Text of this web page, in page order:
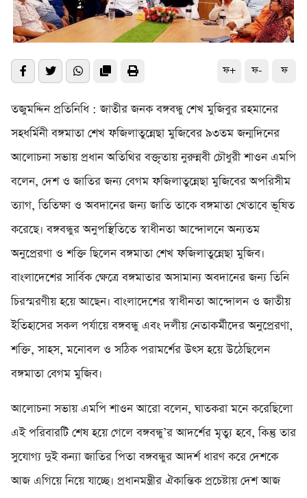
ফ+ ফ- ফ
তজুমদ্দিন প্রতিনিধি : জাতীর জনক বঙ্গবন্ধু শেখ মুজিবুর রহমানের
সহধর্মিনী বঙ্গমাতা শেখ ফজিলাতুন্নেছা মুজিবের ৯৩তম জন্মদিনের
আলোচনা সভায় প্রধান অতিথির বক্তৃতায় নুরুন্নবী চৌধুরী শাওন এমপি
বলেন, দেশ ও জাতির জন্য বেগম ফজিলাতুন্নেছা মুজিবের অপরিসীম
ত্যাগ, তিতিক্ষা ও অবদানের জন্য জাতি তাকে বঙ্গমাতা খেতাবে ভূষিত
করেছে। বঙ্গবন্ধুর অনুপস্থিতিতে স্বাধীনতা আন্দোলনে অন্যতম
অনুপ্রেরণা ও শক্তি ছিলেন বঙ্গমাতা শেখ ফজিলাতুন্নেছা মুজিব।
বাংলাদেশের সার্বিক ক্ষেত্রে বঙ্গমাতার অসামান্য অবদানের জন্য তিনি
চিরস্মরণীয় হয়ে আছেন। বাংলাদেশের স্বাধীনতা আন্দোলন ও জাতীয়
ইতিহাসের সকল পর্যায়ে বঙ্গবন্ধু এবং দলীয় নেতাকর্মীদের অনুপ্রেরণা,
শক্তি, সাহস, মনোবল ও সঠিক পরামর্শের উৎস হয়ে উঠেছিলেন
বঙ্গমাতা বেগম মুজিব।
আলোচনা সভায় এমপি শাওন আরো বলেন, ঘাতকরা মনে করেছিলো
এই পরিবারটি শেষ হয়ে গেলে বঙ্গবন্ধু’র আদর্শের মৃত্যু হবে, কিন্তু তার
সুযোগ্য দুই কন্যা জাতির পিতা বঙ্গবন্ধুর আদর্শ ধারণ করে দেশকে
আজ এগিয়ে নিয়ে যাচ্ছে। প্রধানমন্ত্রীর ঐকান্তিক প্রচেষ্টায় দেশ আজ